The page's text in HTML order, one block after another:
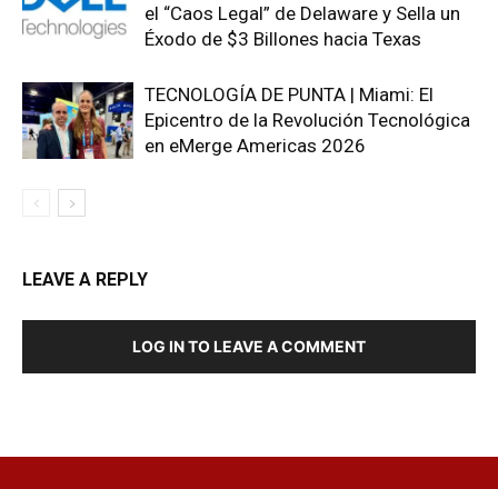
el “Caos Legal” de Delaware y Sella un
Éxodo de $3 Billones hacia Texas
TECNOLOGÍA DE PUNTA | Miami: El
Epicentro de la Revolución Tecnológica
en eMerge Americas 2026
LEAVE A REPLY
LOG IN TO LEAVE A COMMENT